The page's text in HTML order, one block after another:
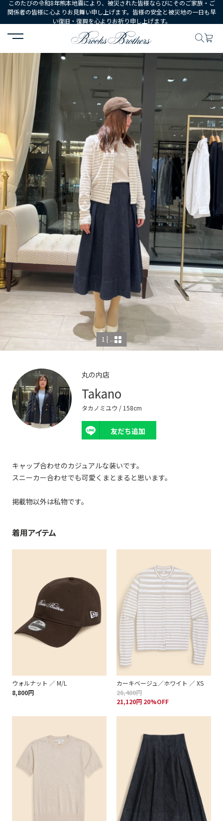
このたびの令和8年熊本地震により、被災された皆様ならびにそのご家族・ご
関係者の皆様に心よりお見舞い申し上げます。皆様の安全と被災地の一日も早
い復旧・復興を心よりお祈り申し上げます。
HOME コーディネート コーディネート詳細
1 | ...
丸の内店
Takano
タカノミユウ / 158cm
友だち追加
キャップ合わせのカジュアルな装いです。
スニーカー合わせでも可愛くまとまると思います。
掲載物以外は私物です。
着用アイテム
ウォルナット ／ M/L
8,800円
カーキベージュ／ホワイト ／ XS
26,400円
21,120円 20%OFF